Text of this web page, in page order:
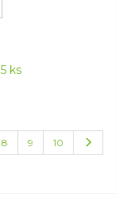
ks
8 9 10